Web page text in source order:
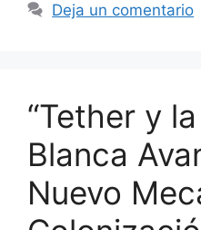
Deja un comentario
“Tether y
Blanca
Nuevo